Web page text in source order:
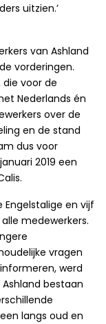
uitzien.’
van Ashland
vorderingen.
voor de
Nederlands én
over de
en de stand
dus voor
2019 een
en vijf
medewerkers.
vragen
werd
bestaan
langs oud en